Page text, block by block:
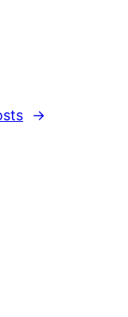
→